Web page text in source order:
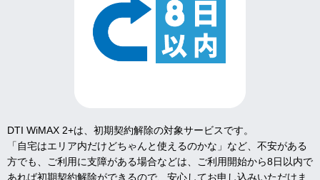
DTI WiMAX 2+は、初期契約解除の対象サービスです。
「自宅はエリア内だけどちゃんと使えるのかな」など、不安がある
方でも、ご利用に支障がある場合などは、ご利用開始から8日以内で
あれば初期契約解除ができるので、安心してお申し込みいただけま